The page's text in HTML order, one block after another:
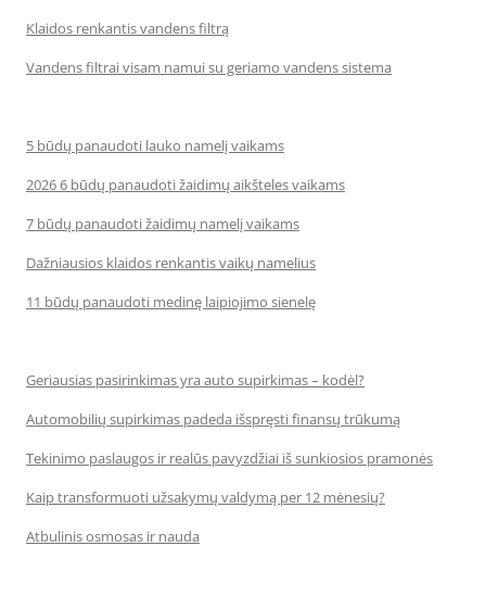
Klaidos renkantis vandens filtrą
Vandens filtrai visam namui su geriamo vandens sistema
5 būdų panaudoti lauko namelį vaikams
2026 6 būdų panaudoti žaidimų aikšteles vaikams
7 būdų panaudoti žaidimų namelį vaikams
Dažniausios klaidos renkantis vaikų namelius
11 būdų panaudoti medinę laipiojimo sienelę
Geriausias pasirinkimas yra auto supirkimas – kodėl?
Automobilių supirkimas padeda išspręsti finansų trūkumą
Tekinimo paslaugos ir realūs pavyzdžiai iš sunkiosios pramonės
Kaip transformuoti užsakymų valdymą per 12 mėnesių?
Atbulinis osmosas ir nauda